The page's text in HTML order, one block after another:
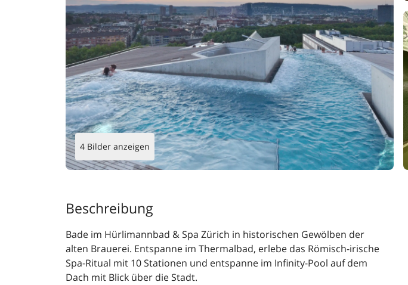
4 Bilder anzeigen
Beschreibung
Bade im Hürlimannbad & Spa Zürich in historischen Gewölben der
alten Brauerei. Entspanne im Thermalbad, erlebe das Römisch-irische
Spa-Ritual mit 10 Stationen und entspanne im Infinity-Pool auf dem
Dach mit Blick über die Stadt.